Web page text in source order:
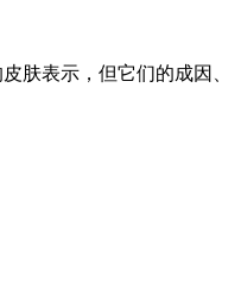
肤表示，但它们的成因、